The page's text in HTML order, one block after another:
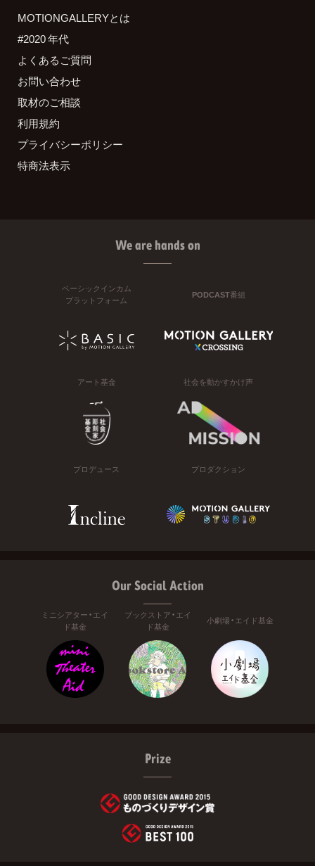
MOTIONGALLERYとは
#2020 年代
よくあるご質問
お問い合わせ
取材のご相談
利用規約
プライバシーポリシー
特商法表示
We are hands on
ベーシックインカム
プラットフォーム
PODCAST番組
アート基金 社会を動かすかけ声
プロデュース プロダクション
Our Social Action
ミニシアター・エイ
ド基金
ブックストア・エイ
ド基金
小劇場・エイド基金
Prize